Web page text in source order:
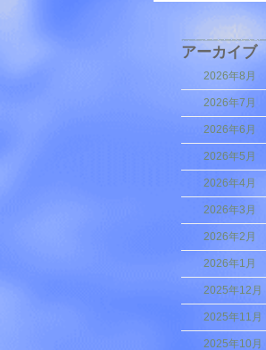
アーカイブ
2026年8月
2026年7月
2026年6月
2026年5月
2026年4月
2026年3月
2026年2月
2026年1月
2025年12月
2025年11月
2025年10月